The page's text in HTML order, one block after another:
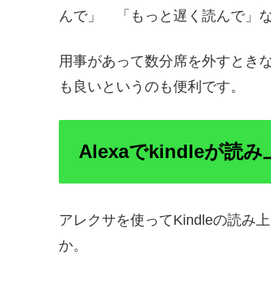
んで」 「もっと遅く読んで」
用事があって数分席を外すとき
も良いというのも便利です。
Alexaでkindleが読み
アレクサを使ってKindleの読み
か。